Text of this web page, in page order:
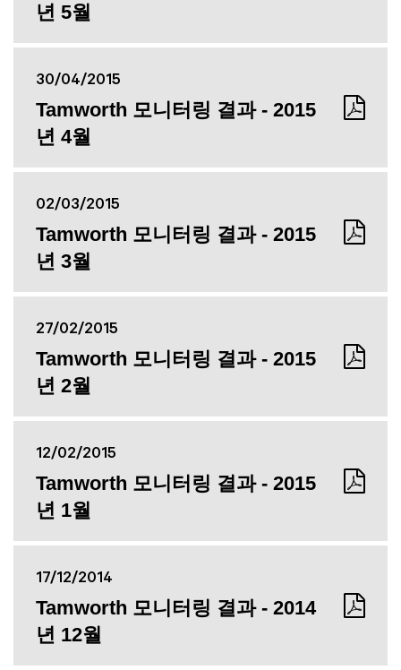
년 5월
30/04/2015
Tamworth 모니터링 결과 - 2015
년 4월
02/03/2015
Tamworth 모니터링 결과 - 2015
년 3월
27/02/2015
Tamworth 모니터링 결과 - 2015
년 2월
12/02/2015
Tamworth 모니터링 결과 - 2015
년 1월
17/12/2014
Tamworth 모니터링 결과 - 2014
년 12월